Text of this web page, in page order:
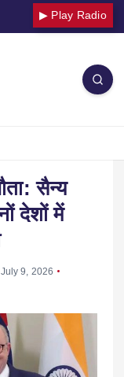
▶ Play Radio
सैन्य
देशों में
July 9, 2026